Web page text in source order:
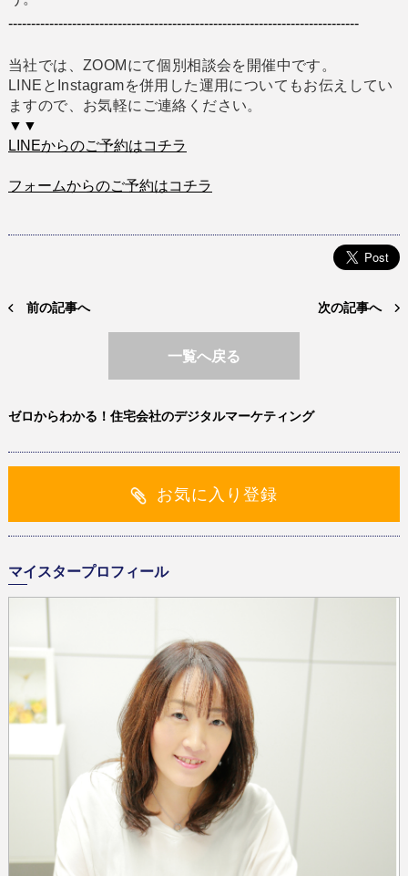
-----------------------------------------------------------------------------
当社では、ZOOMにて個別相談会を開催中です。
LINEとInstagramを併用した運用についてもお伝えしてい
ますので、お気軽にご連絡ください。
▼▼
LINEからのご予約はコチラ
フォームからのご予約はコチラ
前の記事へ 次の記事へ
一覧へ戻る
ゼロからわかる！住宅会社のデジタルマーケティング
お気に入り登録
マイスタープロフィール